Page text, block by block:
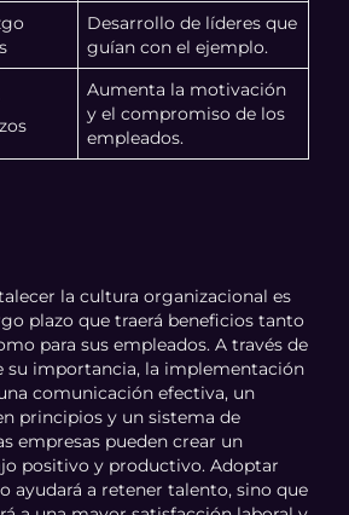
Desarrollo de líderes que
guían con el ejemplo.
Aumenta la motivación
y el compromiso de los
empleados.
la cultura organizacional es
plazo que traerá beneficios tanto
para sus empleados. A través de
su importancia, la implementación
comunicación efectiva, un
principios y un sistema de
empresas pueden crear un
positivo y productivo. Adoptar
ayudará a retener talento, sino que